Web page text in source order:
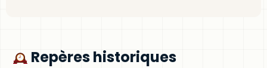
Repères historiques